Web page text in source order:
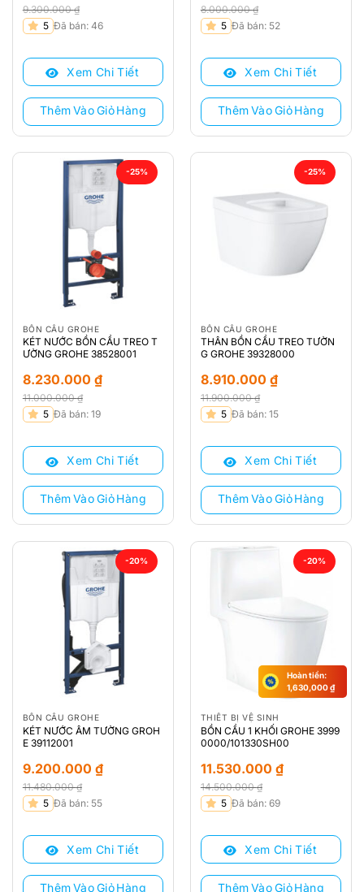
9.300.000₫
Giá
là:
9.300.000 ₫.
Giá
tại
5.510.000 ₫.
5 Đã bán: 46
Xem Chi Tiết
Thêm Vào Giỏ Hàng
8.000.000₫
Giá
là:
8.000.000 ₫.
Giá
tại
6.470.000 ₫.
5 Đã bán: 52
Xem Chi Tiết
Thêm Vào Giỏ Hàng
-25%
BỒN CẦU GROHE
KÉT NƯỚC BỒN CẦU TREO T
ƯỜNG GROHE 38528001
11.000.000₫
Giá
là:
11.000.000 ₫.
8.230.000 ₫
Giá
tại
8.230.000 ₫.
5 Đã bán: 19
Xem Chi Tiết
Thêm Vào Giỏ Hàng
-25%
BỒN CẦU GROHE
THÂN BỒN CẦU TREO TƯỜN
G GROHE 39328000
11.900.000₫
Giá
là:
11.900.000 ₫.
8.910.000 ₫
Giá
tại
8.910.000 ₫.
5 Đã bán: 15
Xem Chi Tiết
Thêm Vào Giỏ Hàng
-20%
BỒN CẦU GROHE
KÉT NƯỚC ÂM TƯỜNG GROH
E 39112001
11.480.000₫
Giá
là:
11.480.000 ₫.
9.200.000 ₫
Giá
tại
9.200.000 ₫.
5 Đã bán: 55
Xem Chi Tiết
Thêm Vào Giỏ Hàng
-20%
Hoàn tiền:
1,630,000₫
THIẾT BỊ VỆ SINH
BỒN CẦU 1 KHỐI GROHE 3999
0000/101330SH00
14.500.000₫
Giá
là:
14.500.000 ₫.
11.530.000 ₫
Giá
tại
11.530.000 ₫.
5 Đã bán: 69
Xem Chi Tiết
Thêm Vào Giỏ Hàng